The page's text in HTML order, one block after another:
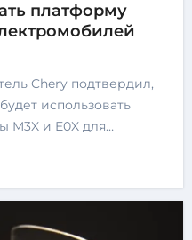
платформу
использовать
M3X и E0X для…